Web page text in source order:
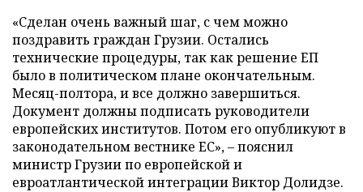
«Сделан очень важный шаг, с чем можно
поздравить граждан Грузии. Остались
технические процедуры, так как решение ЕП
было в политическом плане окончательным.
Месяц-полтора, и все должно завершиться.
Документ должны подписать руководители
европейских институтов. Потом его опубликуют в
законодательном вестнике ЕС», – пояснил
министр Грузии по европейской и
евроатлантической интеграции Виктор Долидзе.